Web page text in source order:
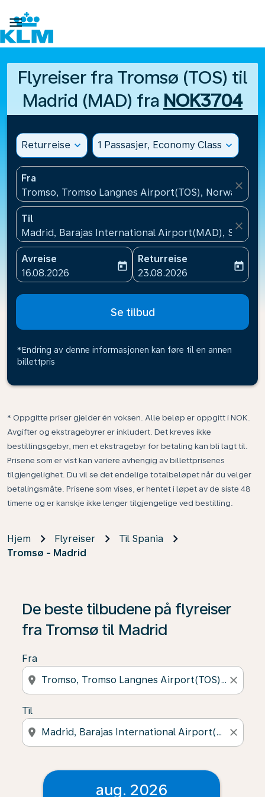

Flyreiser fra Tromsø (TOS) til
Madrid (MAD) fra NOK3704
Returreise expand_more 1 Passasjer, Economy Class expand_more
Fra
Tromso, Tromso Langnes Airport(TOS), Norway
close
Til
Madrid, Barajas International Airport(MAD), Spania
close
Avreise
fc-booking-departure-date-aria-label
16.08.2026
today
Returreise
fc-booking-return-date-
23.08.2026
today
Se tilbud
*Endring av denne informasjonen kan føre til en annen
billettpris
* Oppgitte priser gjelder én voksen. Alle beløp er oppgitt i NOK.
Avgifter og ekstragebyrer er inkludert. Det kreves ikke
bestillingsgebyr, men et ekstragebyr for betaling kan bli lagt til.
Prisene som er vist kan variere avhengig av billettprisenes
tilgjengelighet. Du vil se det endelige totalbeløpet når du velger
betalingsmåte. Prisene som vises, er hentet i løpet av de siste 48
timene og er kanskje ikke lenger tilgjengelige ved bestilling.
Hjem Flyreiser
Til Spania
Tromsø - Madrid
De beste tilbudene på flyreiser
fra Tromsø til Madrid
Fra
location_on close
Til
location_on close
aug. 2026